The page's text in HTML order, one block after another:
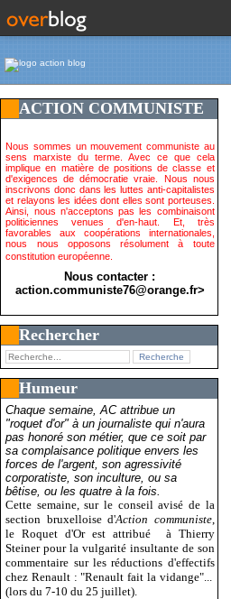
ACTION COMMUNISTE
Nous sommes un mouvement communiste au
sens marxiste du terme. Avec ce que cela
implique en matière de positions de classe et
d'exigences de démocratie vraie. Nous nous
inscrivons donc dans les luttes anti-capitalistes
et relayons les idées dont elles sont porteuses.
Ainsi, nous n'acceptons pas les combinaisont
politiciennes venues d'en-haut. Et, très
favorables aux coopérations internationales,
nous nous opposons résolument à toute
constitution européenne.
Nous contacter :
action.communiste76@orange.fr>
Rechercher
Humeur
Chaque semaine, AC attribue un
"roquet d'or" à un journaliste qui n'aura
pas honoré son métier, que ce soit par
sa complaisance politique envers les
forces de l'argent, son agressivité
corporatiste, son inculture, ou sa
bêtise, ou les quatre à la fois.
Cette semaine, sur le conseil avisé de la
section bruxelloise d'Action communiste,
le Roquet d'Or est attribué
à Thierry
Steiner pour la vulgarité insultante de son
commentaire sur les réductions d'effectifs
chez Renault : "Renault fait la vidange"...
(lors du 7-10 du 25 juillet).